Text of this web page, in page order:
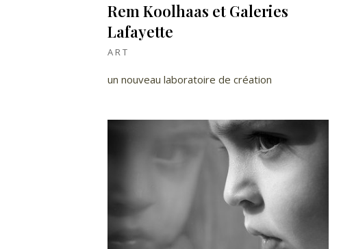
Rem Koolhaas et Galeries
Lafayette
ART
un nouveau laboratoire de création